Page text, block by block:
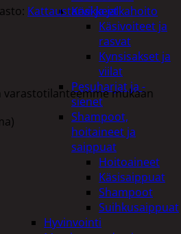
Käsi ja jalkahoito
Käsivoiteet ja
rasvat
Kynsisakset ja
viilat
Pesuharjat ja -
sienet
Shampoot,
hoitaineet ja
saippuat
Hoitoaineet
Käsisaippuat
Shampoot
Suihkusaippuat
Hyvinvointi
Kattaustarvikkeet
mukaan